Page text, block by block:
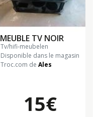
MEUBLE TV NOIR
tv/hifi-meubelen
Disponible dans le magasin
Troc.com de Ales
15€